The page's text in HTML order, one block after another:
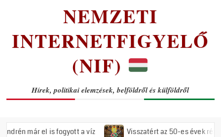
NEMZETI
INTERNETFIGYELŐ
(NIF)
Hírek, politikai elemzések, belföldről és külföldről
el is fogyott a víz Visszatért az 50-es évek rémuralma: